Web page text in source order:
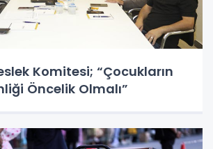
Komitesi; “Çocukların
Öncelik Olmalı”